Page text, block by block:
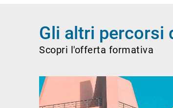
Gli altri percorsi
Scopri l'offerta formativa